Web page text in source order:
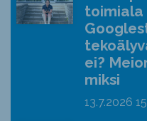
toimiala
ei?
miksi
13.7.2026